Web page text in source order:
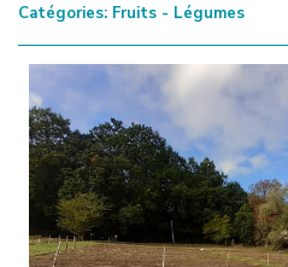
Catégories: Fruits - Légumes